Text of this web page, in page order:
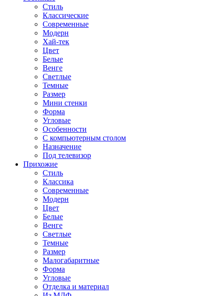
Стиль
Классические
Современные
Модерн
Хай-тек
Цвет
Белые
Венге
Светлые
Темные
Размер
Мини стенки
Форма
Угловые
Особенности
С компьютерным столом
Назначение
Под телевизор
Прихожие
Стиль
Классика
Современные
Модерн
Цвет
Белые
Венге
Светлые
Темные
Размер
Малогабаритные
Форма
Угловые
Отделка и материал